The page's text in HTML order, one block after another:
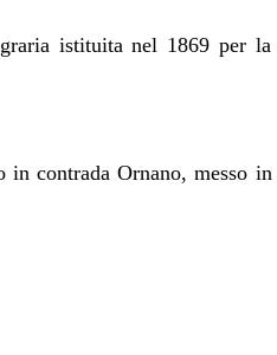
istituita nel 1869 per
contrada Ornano, messo